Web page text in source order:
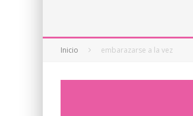
CANADÁ
Inicio embarazarse a la vez